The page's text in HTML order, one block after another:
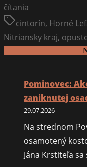
čítania
cintorín, Horné
Nitriansky kraj,
Pominovec:
zaniknutej
29.07.2026
Na strednom
osamotený
Jána Krstiteľa